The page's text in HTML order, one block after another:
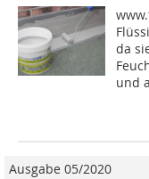
da
und
Ausgabe 05/2020